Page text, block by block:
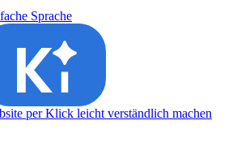
Sprache
per Klick leicht verständlich machen